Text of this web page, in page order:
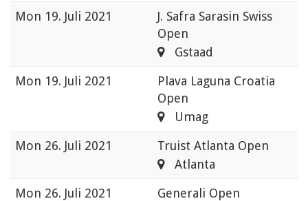
Mon 19. Juli 2021
J. Safra Sarasin Swiss
Open
Gstaad
Mon 19. Juli 2021
Plava Laguna Croatia
Open
Umag
Mon 26. Juli 2021
Truist Atlanta Open
Atlanta
Mon 26. Juli 2021
Generali Open